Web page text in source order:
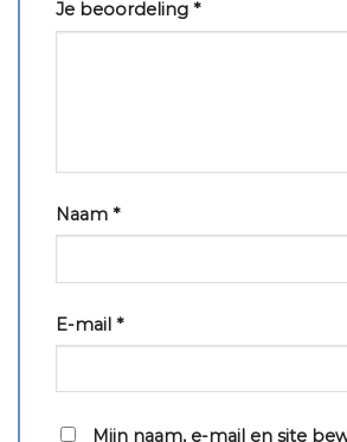
Je beoordeling *
Naam *
E-mail *
Mijn naam, e-mail en site